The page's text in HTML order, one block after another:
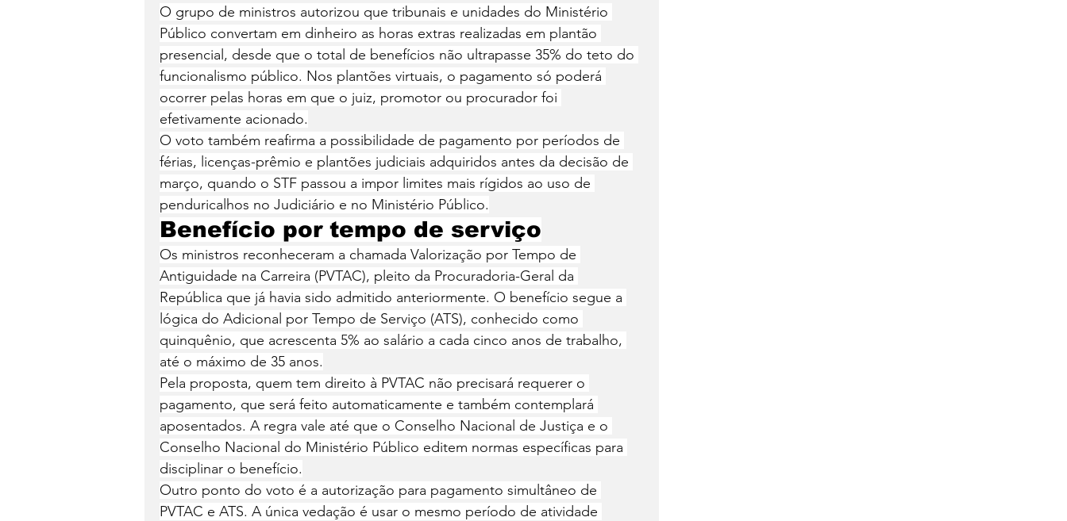
O grupo de ministros autorizou que tribunais e unidades do Ministério
Público convertam em dinheiro as horas extras realizadas em plantão
presencial, desde que o total de benefícios não ultrapasse 35% do teto do
funcionalismo público. Nos plantões virtuais, o pagamento só poderá
ocorrer pelas horas em que o juiz, promotor ou procurador foi
efetivamente acionado.
O voto também reafirma a possibilidade de pagamento por períodos de
férias, licenças-prêmio e plantões judiciais adquiridos antes da decisão de
março, quando o STF passou a impor limites mais rígidos ao uso de
penduricalhos no Judiciário e no Ministério Público.
Benefício por tempo de serviço
Os ministros reconheceram a chamada Valorização por Tempo de
Antiguidade na Carreira (PVTAC), pleito da Procuradoria-Geral da
República que já havia sido admitido anteriormente. O benefício segue a
lógica do Adicional por Tempo de Serviço (ATS), conhecido como
quinquênio, que acrescenta 5% ao salário a cada cinco anos de trabalho,
até o máximo de 35 anos.
Pela proposta, quem tem direito à PVTAC não precisará requerer o
pagamento, que será feito automaticamente e também contemplará
aposentados. A regra vale até que o Conselho Nacional de Justiça e o
Conselho Nacional do Ministério Público editem normas específicas para
disciplinar o benefício.
Outro ponto do voto é a autorização para pagamento simultâneo de
PVTAC e ATS. A única vedação é usar o mesmo período de atividade